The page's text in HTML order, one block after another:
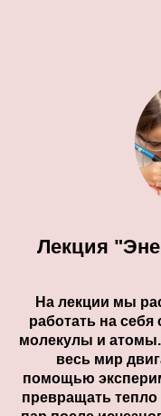
Лекция
На лекции мы
работать на
молекулы и атомы.
весь мир
помощью
превращать тепло